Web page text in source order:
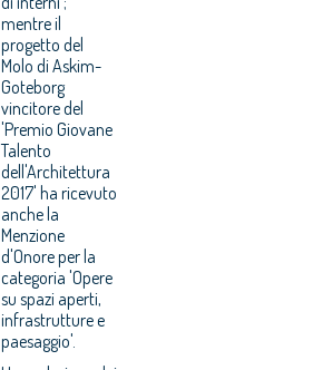
mentre il
progetto del
Molo di Askim-
Goteborg
vincitore del
'Premio Giovane
Talento
dell'Architettura
2017' ha ricevuto
anche la
Menzione
d'Onore per la
categoria 'Opere
su spazi aperti,
infrastrutture e
paesaggio'.